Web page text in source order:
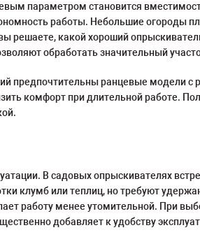
параметром становится
работы. Небольшие
решаете, какой хороший
обработать значительный
предпочтительны ранцевые модели
комфорт при длительной работе.
В садовых опрыскивателях
клумб или теплиц, но требуют
работу менее утомительной. При
добавляет к удобству